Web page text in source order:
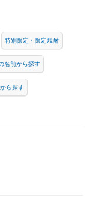
特別限定・限定焼酎
名前から探す
ら探す